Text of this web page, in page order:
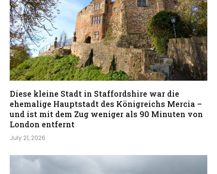
Diese kleine Stadt in Staffordshire war die
ehemalige Hauptstadt des Königreichs Mercia –
und ist mit dem Zug weniger als 90 Minuten von
London entfernt
July 21, 2026